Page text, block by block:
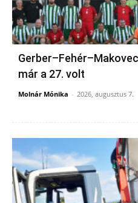
már a 27. volt
Molnár Mónika - 2026, augusztus 7.